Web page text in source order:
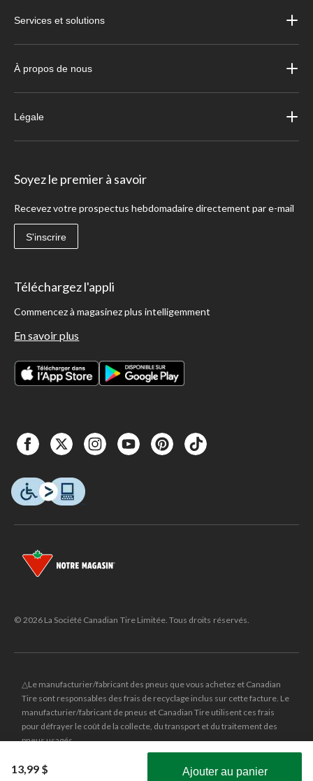
13,99 $ Ajouter au panier
Services et solutions
À propos de nous
Légale
Soyez le premier à savoir
Recevez votre prospectus hebdomadaire directement par e-mail
S'inscrire
Téléchargez l'appli
Commencez à magasinez plus intelligemment
En savoir plus
© 2026 La Société Canadian Tire Limitée. Tous droits réservés.
△Le manufacturier/fabricant des pneus que vous achetez et Canadian
Tire sont responsables des frais de recyclage inclus sur cette facture. Le
manufacturier/fabricant de pneus et Canadian Tire utilisent ces frais
pour défrayer le coût de la collecte, du transport et du traitement des
pneus usagés.
et le logo du triangle CANADIAN TIRE sont des
marques de commerce déposées de la Société Canadian Tire Limitée.